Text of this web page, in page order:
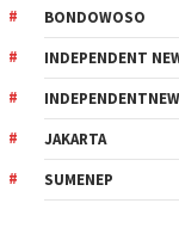
BONDOWOSO
INDEPENDENT
JAKARTA
SUMENEP